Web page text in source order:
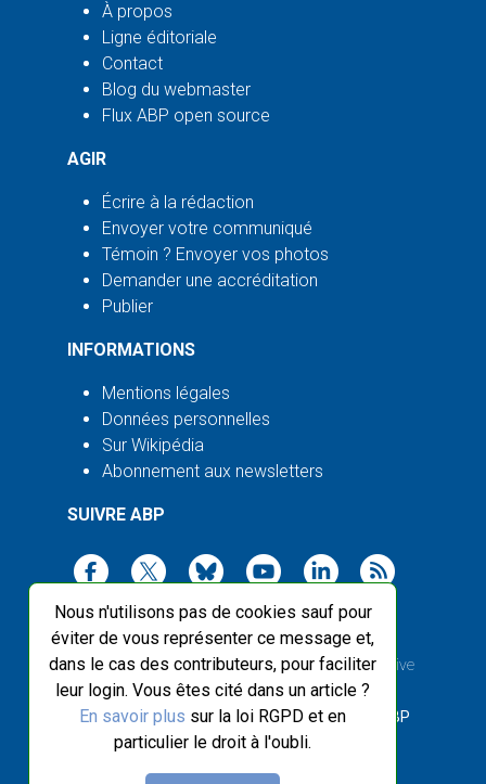
Nous n'utilisons pas de cookies sauf pour
éviter de vous représenter ce message et,
dans le cas des contributeurs, pour faciliter
leur login. Vous êtes cité dans un article ?
En savoir plus sur la loi RGPD et en
particulier le droit à l'oubli.
À propos
Ligne éditoriale
Contact
Blog du webmaster
Flux ABP open source
AGIR
Écrire à la rédaction
Envoyer votre communiqué
Témoin ? Envoyer vos photos
Demander une accréditation
Publier
INFORMATIONS
Mentions légales
Données personnelles
Sur Wikipédia
Abonnement aux newsletters
SUIVRE ABP
2003-2026 ©Agence Bretagne Presse, sauf Creative
Commons
Front-end design :Breizhek Studio , Back-end : ABP